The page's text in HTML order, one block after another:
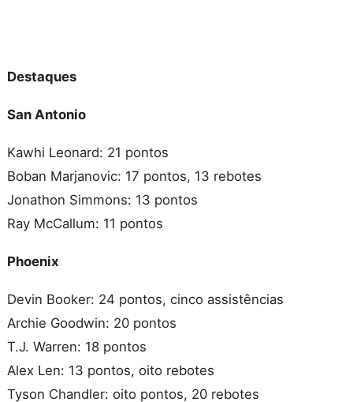
Destaques
San Antonio
Kawhi Leonard: 21 pontos
Boban Marjanovic: 17 pontos, 13 rebotes
Jonathon Simmons: 13 pontos
Ray McCallum: 11 pontos
Phoenix
Devin Booker: 24 pontos, cinco assistências
Archie Goodwin: 20 pontos
T.J. Warren: 18 pontos
Alex Len: 13 pontos, oito rebotes
Tyson Chandler: oito pontos, 20 rebotes